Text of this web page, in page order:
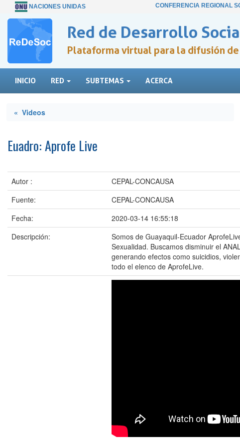
NACIONES UNIDAS CONFERENCIA REGIONAL
Red de Desarrollo
Plataforma virtual para la difusión
INICIO RED SUBTEMAS ACERCA
« Videos
Euadro: Aprofe Live
Autor :
CEPAL-CONCAUSA
Fuente:
CEPAL-CONCAUSA
Fecha:
2020-03-14 16:55:18
Descripción:
Somos de Guayaquil-Ecuador
Sexualidad. Buscamos disminuir el
generando efectos como suicidios,
todo el elenco de AprofeLive.